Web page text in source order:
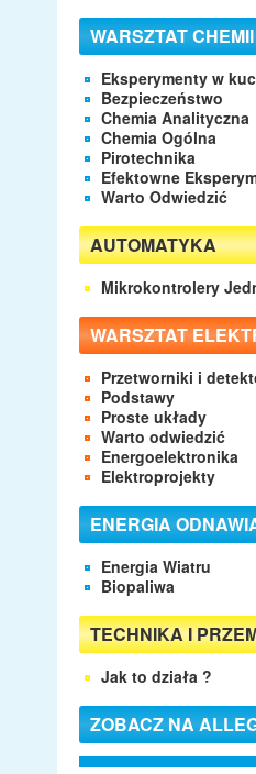
WARSZTAT CHEMII
Eksperymenty w
Bezpieczeństwo
Chemia Analityczna
Chemia Ogólna
Pirotechnika
Efektowne
Warto Odwiedzić
AUTOMATYKA
Mikrokontrolery
WARSZTAT
Przetworniki i
Podstawy
Proste układy
Warto odwiedzić
Energoelektronika
Elektroprojekty
ENERGIA
Energia Wiatru
Biopaliwa
TECHNIKA I
Jak to działa ?
ZOBACZ NA